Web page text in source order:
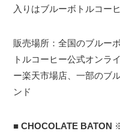
入りはブルーボトルコー
販売場所：全国のブルー
トルコーヒー公式オンラ
ー楽天市場店、一部のブ
ンド
■CHOCOLATE BATON